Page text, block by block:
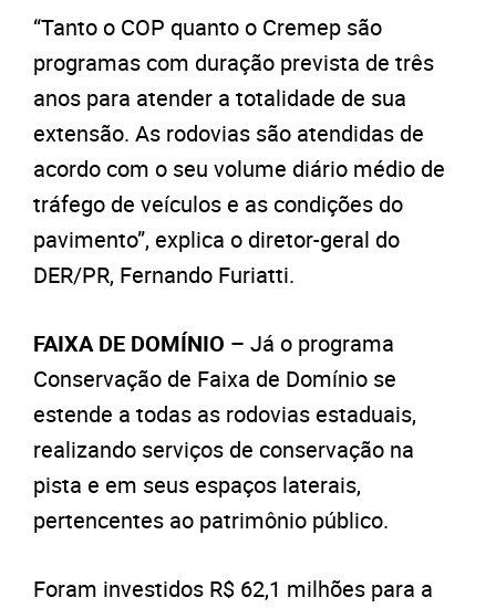
“Tanto o COP quanto o Cremep são
programas com duração prevista de três
anos para atender a totalidade de sua
extensão. As rodovias são atendidas de
acordo com o seu volume diário médio de
tráfego de veículos e as condições do
pavimento”, explica o diretor-geral do
DER/PR, Fernando Furiatti.
FAIXA DE DOMÍNIO – Já o programa
Conservação de Faixa de Domínio se
estende a todas as rodovias estaduais,
realizando serviços de conservação na
pista e em seus espaços laterais,
pertencentes ao patrimônio público.
Foram investidos R$ 62,1 milhões para a